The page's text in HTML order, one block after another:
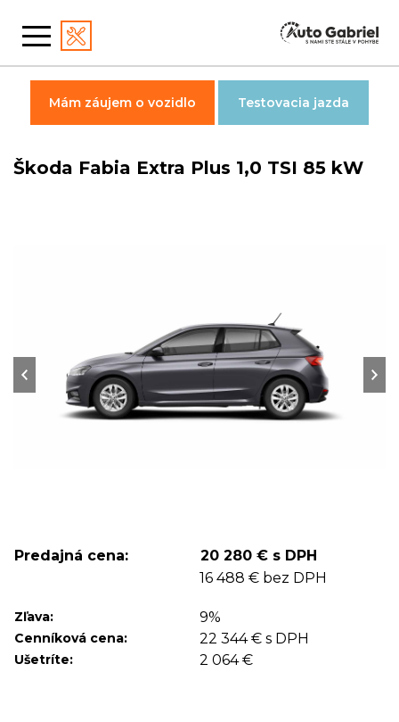
Škoda Fabia Extra Plus 1,0 TSI 85 kW
Mám záujem o vozidlo Testovacia jazda
Predajná cena:
20 280 € s DPH
16 488 € bez DPH
Zľava: 9%
Cenníková cena: 22 344 € s DPH
Ušetríte: 2 064 €